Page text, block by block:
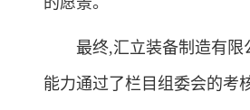
最终,汇立装备制造有限
能力通过了栏目组委会的考